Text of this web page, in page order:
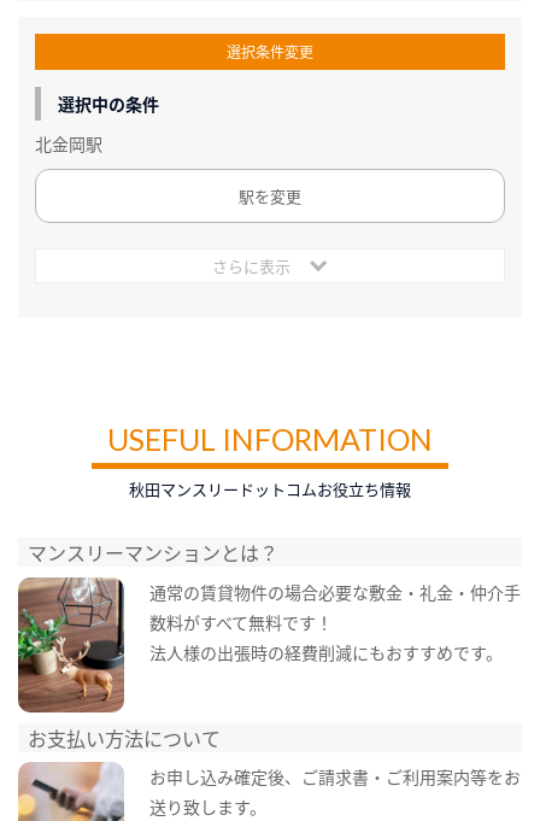
選択条件変更
選択中の条件
北金岡駅
駅を変更
さらに表示
USEFUL INFORMATION
秋田マンスリードットコムお役立ち情報
マンスリーマンションとは？
通常の賃貸物件の場合必要な敷金・礼金・仲介手
数料がすべて無料です！
法人様の出張時の経費削減にもおすすめです。
お支払い方法について
お申し込み確定後、ご請求書・ご利用案内等をお
送り致します。